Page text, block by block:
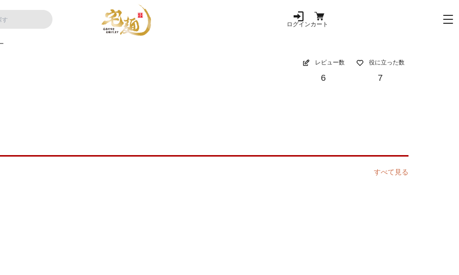
ログインカート
レビュー数
6
役に立った数
7
すべて見る